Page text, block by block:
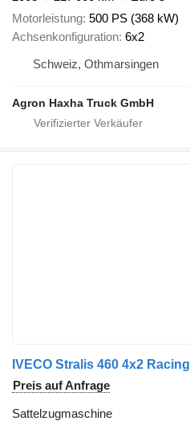
Motorleistung 500 PS (368 kW)
Achsenkonfiguration 6x2
Schweiz, Othmarsingen
Agron Haxha Truck GmbH
IVECO Stralis 460 4x2 Racing
Preis auf Anfrage
Sattelzugmaschine